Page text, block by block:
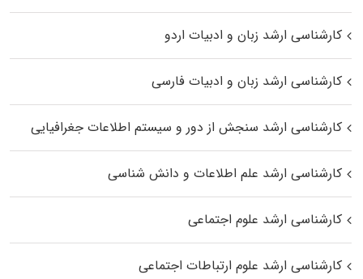
کارشناسی ارشد زبان و ادبیات اردو
کارشناسی ارشد زبان و ادبیات فارسی
کارشناسی ارشد سنجش از دور و سیستم اطلاعات جغرافیایی
کارشناسی ارشد علم اطلاعات و دانش شناسی
کارشناسی ارشد علوم اجتماعی
کارشناسی ارشد علوم ارتباطات اجتماعی